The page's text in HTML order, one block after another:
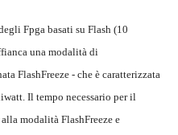
Fpga basati su Flash (10
una modalità di
FlashFreeze - che è caratterizzata
Il tempo necessario per il
modalità FlashFreeze e